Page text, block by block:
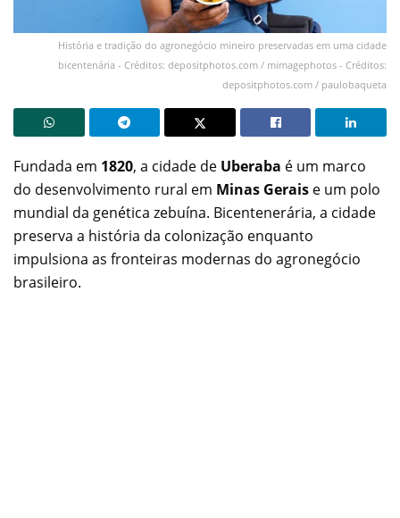
História e tradição do agronegócio mineiro preservadas em uma cidade
bicentenária - Créditos: depositphotos.com / mimagephotos - Créditos:
depositphotos.com / paulobaqueta
Fundada em 1820, a cidade de Uberaba é um marco
do desenvolvimento rural em Minas Gerais e um polo
mundial da genética zebuína. Bicentenerária, a cidade
preserva a história da colonização enquanto
impulsiona as fronteiras modernas do agronegócio
brasileiro.